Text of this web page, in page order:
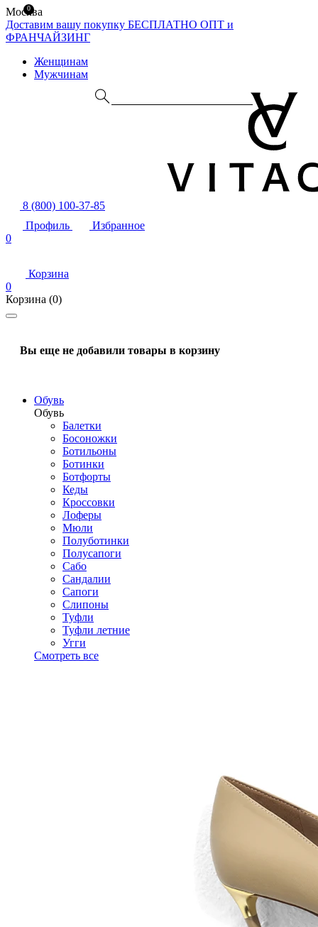
Москва
Доставим вашу покупку БЕСПЛАТНО ОПТ и
ФРАНЧАЙЗИНГ
Женщинам
Мужчинам
8 (800) 100-37-85
Профиль
Избранное
0
Корзина
0
Корзина (0)
Вы еще не добавили товары в корзину
Обувь
Обувь
Балетки
Босоножки
Ботильоны
Ботинки
Ботфорты
Кеды
Кроссовки
Лоферы
Мюли
Полуботинки
Полусапоги
Сабо
Сандалии
Сапоги
Слипоны
Туфли
Туфли летние
Угги
Смотреть все
0